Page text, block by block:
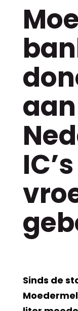
Sinds de